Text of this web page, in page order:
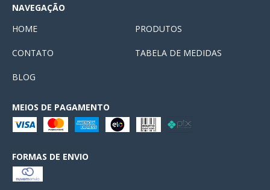
NAVEGAÇÃO
HOME
PRODUTOS
CONTATO TABELA DE MEDIDAS
BLOG
MEIOS DE PAGAMENTO
FORMAS DE ENVIO